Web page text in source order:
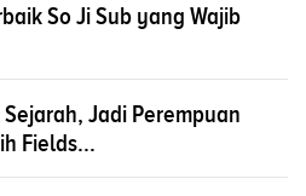
So Ji Sub yang Wajib
Jadi Perempuan
Fields...